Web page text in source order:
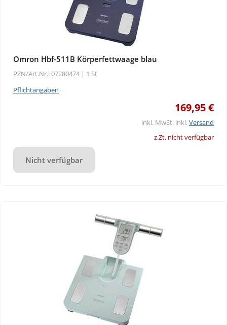
Omron Hbf-511B Körperfettwaage blau
PZN/Art.Nr.: 07280474 | 1 St
Pflichtangaben
169,95 €
inkl. MwSt. inkl.Versand
z.Zt. nicht verfügbar
Nicht verfügbar